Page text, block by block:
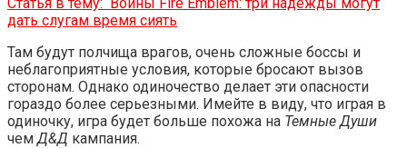
дать слугам время сиять
Там будут полчища врагов, очень сложные боссы и
неблагоприятные условия, которые бросают вызов
сторонам. Однако одиночество делает эти опасности
гораздо более серьезными. Имейте в виду, что играя в
одиночку, игра будет больше похожа на Темные Души
чем Д&Д кампания.